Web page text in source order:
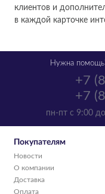
клиентов и
в каждой карточке
+7
+7
пн-пт с 9:00
Нужна
Покупателям
Новости
О компании
Доставка
Оплата